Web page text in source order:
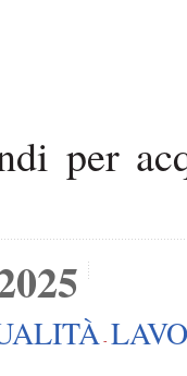
per
-